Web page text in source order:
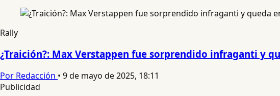
Rally
¿Traición?: Max Verstappen fue sorprendido infraganti y
Por Redacción • 9 de mayo de 2025, 18:11
Publicidad